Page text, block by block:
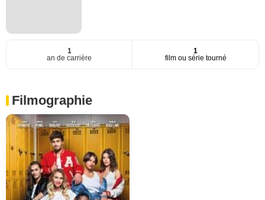
1
an de carrière
1
film ou série tourné
Filmographie